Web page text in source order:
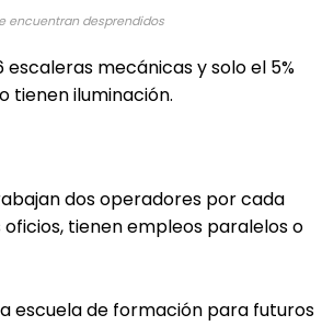
encuentran desprendidos
mecánicas y solo el 5%
tienen iluminación.
dos operadores por cada
tienen empleos paralelos o
escuela de formación para futuros